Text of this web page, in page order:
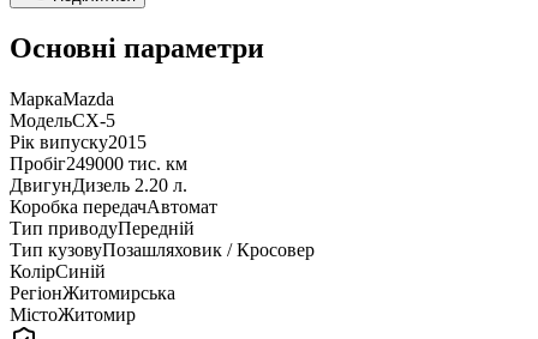
Основні параметри
МаркаMazda
МодельCX-5
Рік випуску2015
Пробіг249000 тис. км
ДвигунДизель 2.20 л.
Коробка передачАвтомат
Тип приводуПередній
Тип кузовуПозашляховик / Кросовер
КолірСиній
РегіонЖитомирська
МістоЖитомир